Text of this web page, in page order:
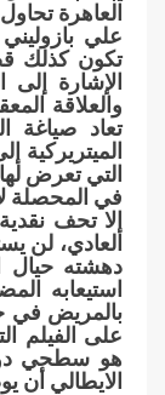
العاهرة
علي
تكون كذلك
الإشارة إلى
والعلاقة
تعاد صياغة
الميتريركية
التي تعرض
في المحصلة
إلا تحف
العادي، لن
دهشته حيال
استيعابه
بالمريض في
على الفيلم
هو سطحي دون
الايطالي أن